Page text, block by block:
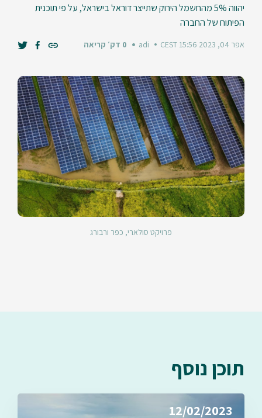
יהווה 5% מהחשמל הירוק שתייצר דוראל בישראל, על פי תוכנית
הפיתוח של החברה
אפר 04, 2023 15:56 CEST
פרויקט סולארי, כפר ורבורג
תוכן נוסף
12/02/2023